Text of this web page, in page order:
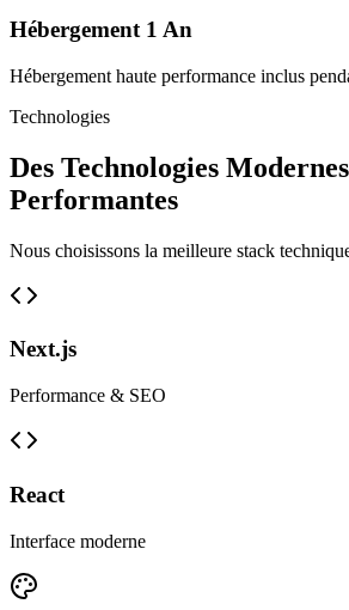
Hébergement 1 An
Hébergement haute performance inclus
Technologies
Des Technologies
Performantes
Nous choisissons la meilleure stack
Next.js
Performance & SEO
React
Interface moderne